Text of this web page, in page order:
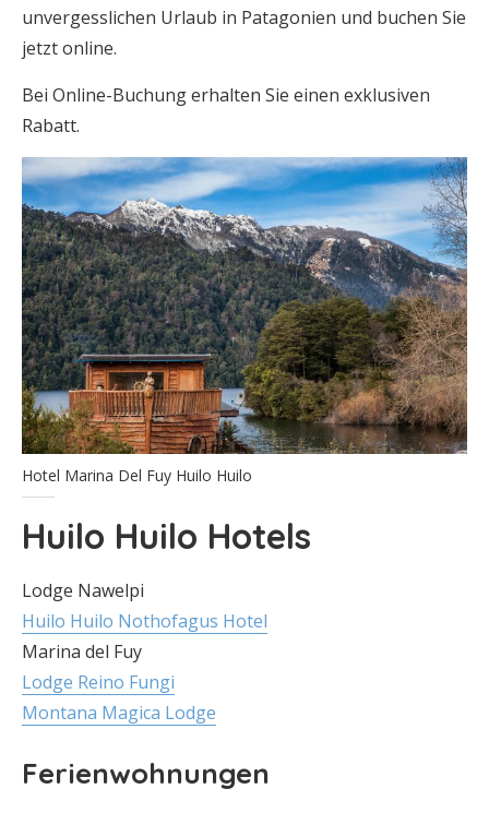
unvergesslichen Urlaub in Patagonien und buchen Sie
jetzt online.
Bei Online-Buchung erhalten Sie einen exklusiven
Rabatt.
Hotel Marina Del Fuy Huilo Huilo
Huilo Huilo Hotels
Lodge Nawelpi
Huilo Huilo Nothofagus Hotel
Marina del Fuy
Lodge Reino Fungi
Montana Magica Lodge
Ferienwohnungen